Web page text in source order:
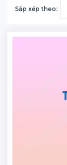
Sắp xếp theo: